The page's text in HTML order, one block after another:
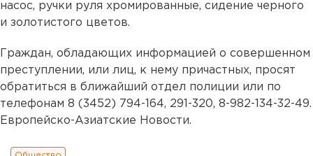
насос, ручки руля хромированные, сидение черного
и золотистого цветов.
Граждан, обладающих информацией о совершенном
преступлении, или лиц, к нему причастных, просят
обратиться в ближайший отдел полиции или по
телефонам 8 (3452) 794-164, 291-320, 8-982-134-32-49.
Европейско-Азиатские Новости.